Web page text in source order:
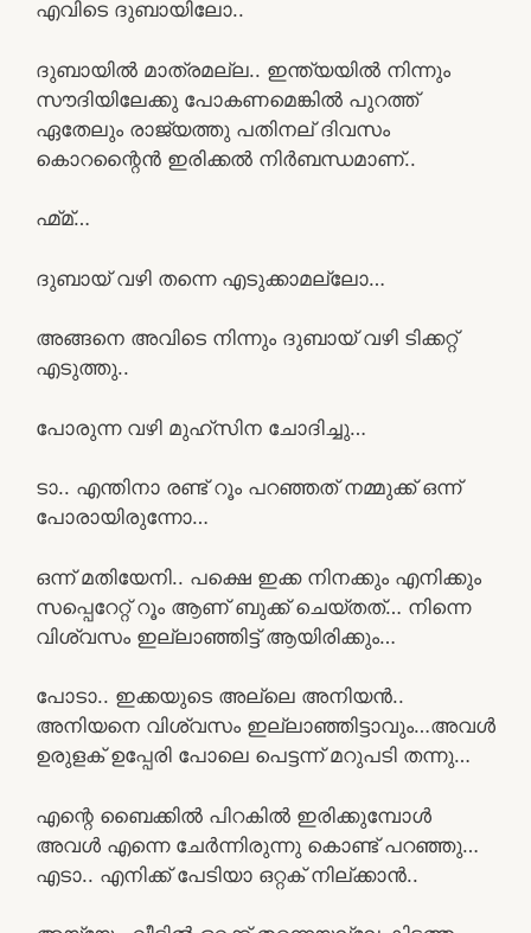
എവിടെ ദുബായിലോ..
ദുബായിൽ മാത്രമല്ല.. ഇന്ത്യയിൽ നിന്നും
സൗദിയിലേക്കു പോകണമെങ്കിൽ പുറത്ത്
ഏതേലും രാജ്യത്തു പതിനല് ദിവസം
കൊറന്റൈൻ ഇരിക്കൽ നിർബന്ധമാണ്..
ഹ്മ്മ്…
ദുബായ് വഴി തന്നെ എടുക്കാമല്ലോ…
അങ്ങനെ അവിടെ നിന്നും ദുബായ് വഴി ടിക്കറ്റ്
എടുത്തു..
പോരുന്ന വഴി മുഹ്സിന ചോദിച്ചു…
ടാ.. എന്തിനാ രണ്ട് റൂം പറഞ്ഞത് നമ്മുക്ക് ഒന്ന്
പോരായിരുന്നോ…
ഒന്ന് മതിയേനി.. പക്ഷെ ഇക്ക നിനക്കും എനിക്കും
സപ്പെറേറ്റ് റൂം ആണ് ബുക്ക്‌ ചെയ്തത്… നിന്നെ
വിശ്വസം ഇല്ലാഞ്ഞിട്ട് ആയിരിക്കും…
പോടാ.. ഇക്കയുടെ അല്ലെ അനിയൻ..
അനിയനെ വിശ്വസം ഇല്ലാഞ്ഞിട്ടാവും…അവൾ
ഉരുളക് ഉപ്പേരി പോലെ പെട്ടന്ന് മറുപടി തന്നു…
എന്റെ ബൈക്കിൽ പിറകിൽ ഇരിക്കുമ്പോൾ
അവൾ എന്നെ ചേർന്നിരുന്നു കൊണ്ട് പറഞ്ഞു…
എടാ.. എനിക്ക് പേടിയാ ഒറ്റക് നില്ക്കാൻ..